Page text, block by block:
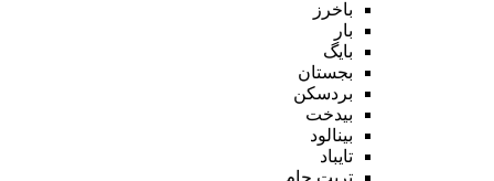
باخرز
بار
بایگ
بجستان
بردسکن
بیدخت
بینالود
تایباد
تربت جام